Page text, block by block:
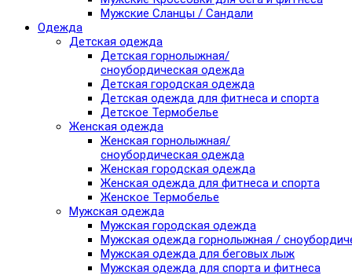
Мужские Сланцы / Сандали
Одежда
Детская одежда
Детская горнолыжная/
сноубордическая одежда
Детская городская одежда
Детская одежда для фитнеса и спорта
Детское Термобелье
Женская одежда
Женская горнолыжная/
сноубордическая одежда
Женская городская одежда
Женская одежда для фитнеса и спорта
Женское Термобелье
Мужская одежда
Мужская городская одежда
Мужская одежда горнолыжная /
Мужская одежда для беговых лыж
Мужская одежда для спорта и фитнеса